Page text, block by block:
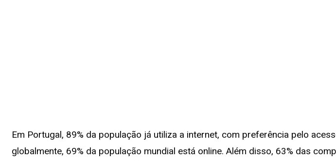
Em Portugal, 89% da população já utiliza a internet, com preferência pelo
globalmente, 69% da população mundial está online. Além disso, 63% das